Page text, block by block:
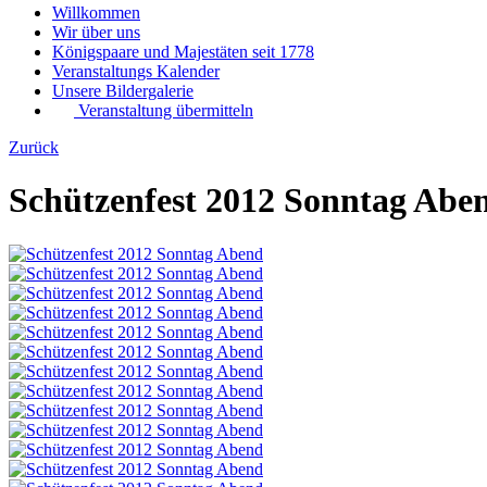
Willkommen
Wir über uns
Königspaare und Majestäten seit 1778
Veranstaltungs Kalender
Unsere Bildergalerie
Veranstaltung übermitteln
Zurück
Schützenfest 2012 Sonntag